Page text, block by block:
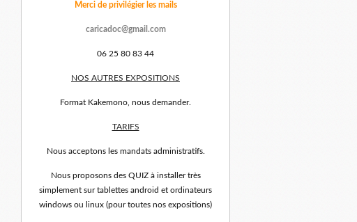
Merci de privilégier les mails
caricadoc@gmail.com
06 25 80 83 44
NOS AUTRES EXPOSITIONS
Format Kakemono, nous demander.
TARIFS
Nous acceptons les mandats administratifs.
Nous proposons des QUIZ à installer très
simplement sur tablettes android et ordinateurs
windows ou linux (pour toutes nos expositions)